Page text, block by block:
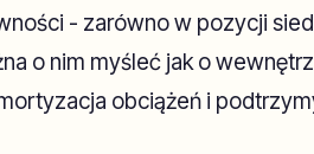
- zarówno w pozycji
o nim myśleć jak o
obciążeń i